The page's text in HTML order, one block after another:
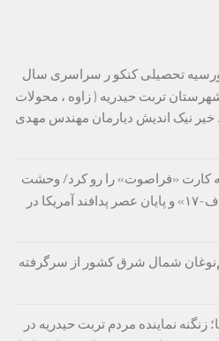
تحصیلی کنکو ر سراسری سال
شهرستان تربت حیدریه ( زاوه ، محولات
خیر نیک اندیش دیارمان مهندس مهدی
کارت «فراصوت» را رو کرد/ وحشت
در پنتاگون؛ استقرار انبوه «دی‌اف‑۱۷» و پایان عصر پدافند آمریکا در
شمال شرق کشور از سرگرفته
زنگنه نماینده مردم تربت حیدریه در